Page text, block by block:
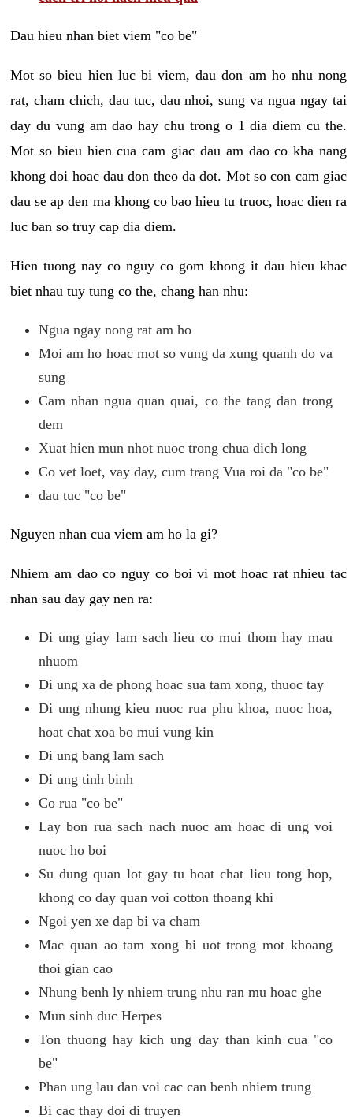
Dau hieu nhan biet viem "co be"
Mot so bieu hien luc bi viem, dau don am ho nhu nong
rat, cham chich, dau tuc, dau nhoi, sung va ngua ngay tai
day du vung am dao hay chu trong o 1 dia diem cu the.
Mot so bieu hien cua cam giac dau am dao co kha nang
khong doi hoac dau don theo da dot. Mot so con cam giac
dau se ap den ma khong co bao hieu tu truoc, hoac dien ra
luc ban so truy cap dia diem.
Hien tuong nay co nguy co gom khong it dau hieu khac
biet nhau tuy tung co the, chang han nhu:
Ngua ngay nong rat am ho
Moi am ho hoac mot so vung da xung quanh do va
sung
Cam nhan ngua quan quai, co the tang dan trong
dem
Xuat hien mun nhot nuoc trong chua dich long
Co vet loet, vay day, cum trang Vua roi da "co be"
dau tuc "co be"
Nguyen nhan cua viem am ho la gi?
Nhiem am dao co nguy co boi vi mot hoac rat nhieu tac
nhan sau day gay nen ra:
Di ung giay lam sach lieu co mui thom hay mau
nhuom
Di ung xa de phong hoac sua tam xong, thuoc tay
Di ung nhung kieu nuoc rua phu khoa, nuoc hoa,
hoat chat xoa bo mui vung kin
Di ung bang lam sach
Di ung tinh binh
Co rua "co be"
Lay bon rua sach nach nuoc am hoac di ung voi
nuoc ho boi
Su dung quan lot gay tu hoat chat lieu tong hop,
khong co day quan voi cotton thoang khi
Ngoi yen xe dap bi va cham
Mac quan ao tam xong bi uot trong mot khoang
thoi gian cao
Nhung benh ly nhiem trung nhu ran mu hoac ghe
Mun sinh duc Herpes
Ton thuong hay kich ung day than kinh cua "co
be"
Phan ung lau dan voi cac can benh nhiem trung
Bi cac thay doi di truyen